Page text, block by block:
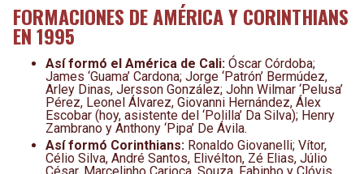
FORMACIONES DE AMÉRICA Y CORINTHIANS
EN 1995
Así formó el América de Cali: Óscar Córdoba;
James ‘Guama’ Cardona; Jorge ‘Patrón’ Bermúdez,
Arley Dinas, Jersson González; John Wilmar ‘Pelusa’
Pérez, Leonel Álvarez, Giovanni Hernández, Álex
Escobar (hoy, asistente del ‘Polilla’ Da Silva); Henry
Zambrano y Anthony ‘Pipa’ De Ávila.
Así formó Corinthians: Ronaldo Giovanelli; Vítor,
Célio Silva, André Santos, Elivélton, Zé Elias, Júlio